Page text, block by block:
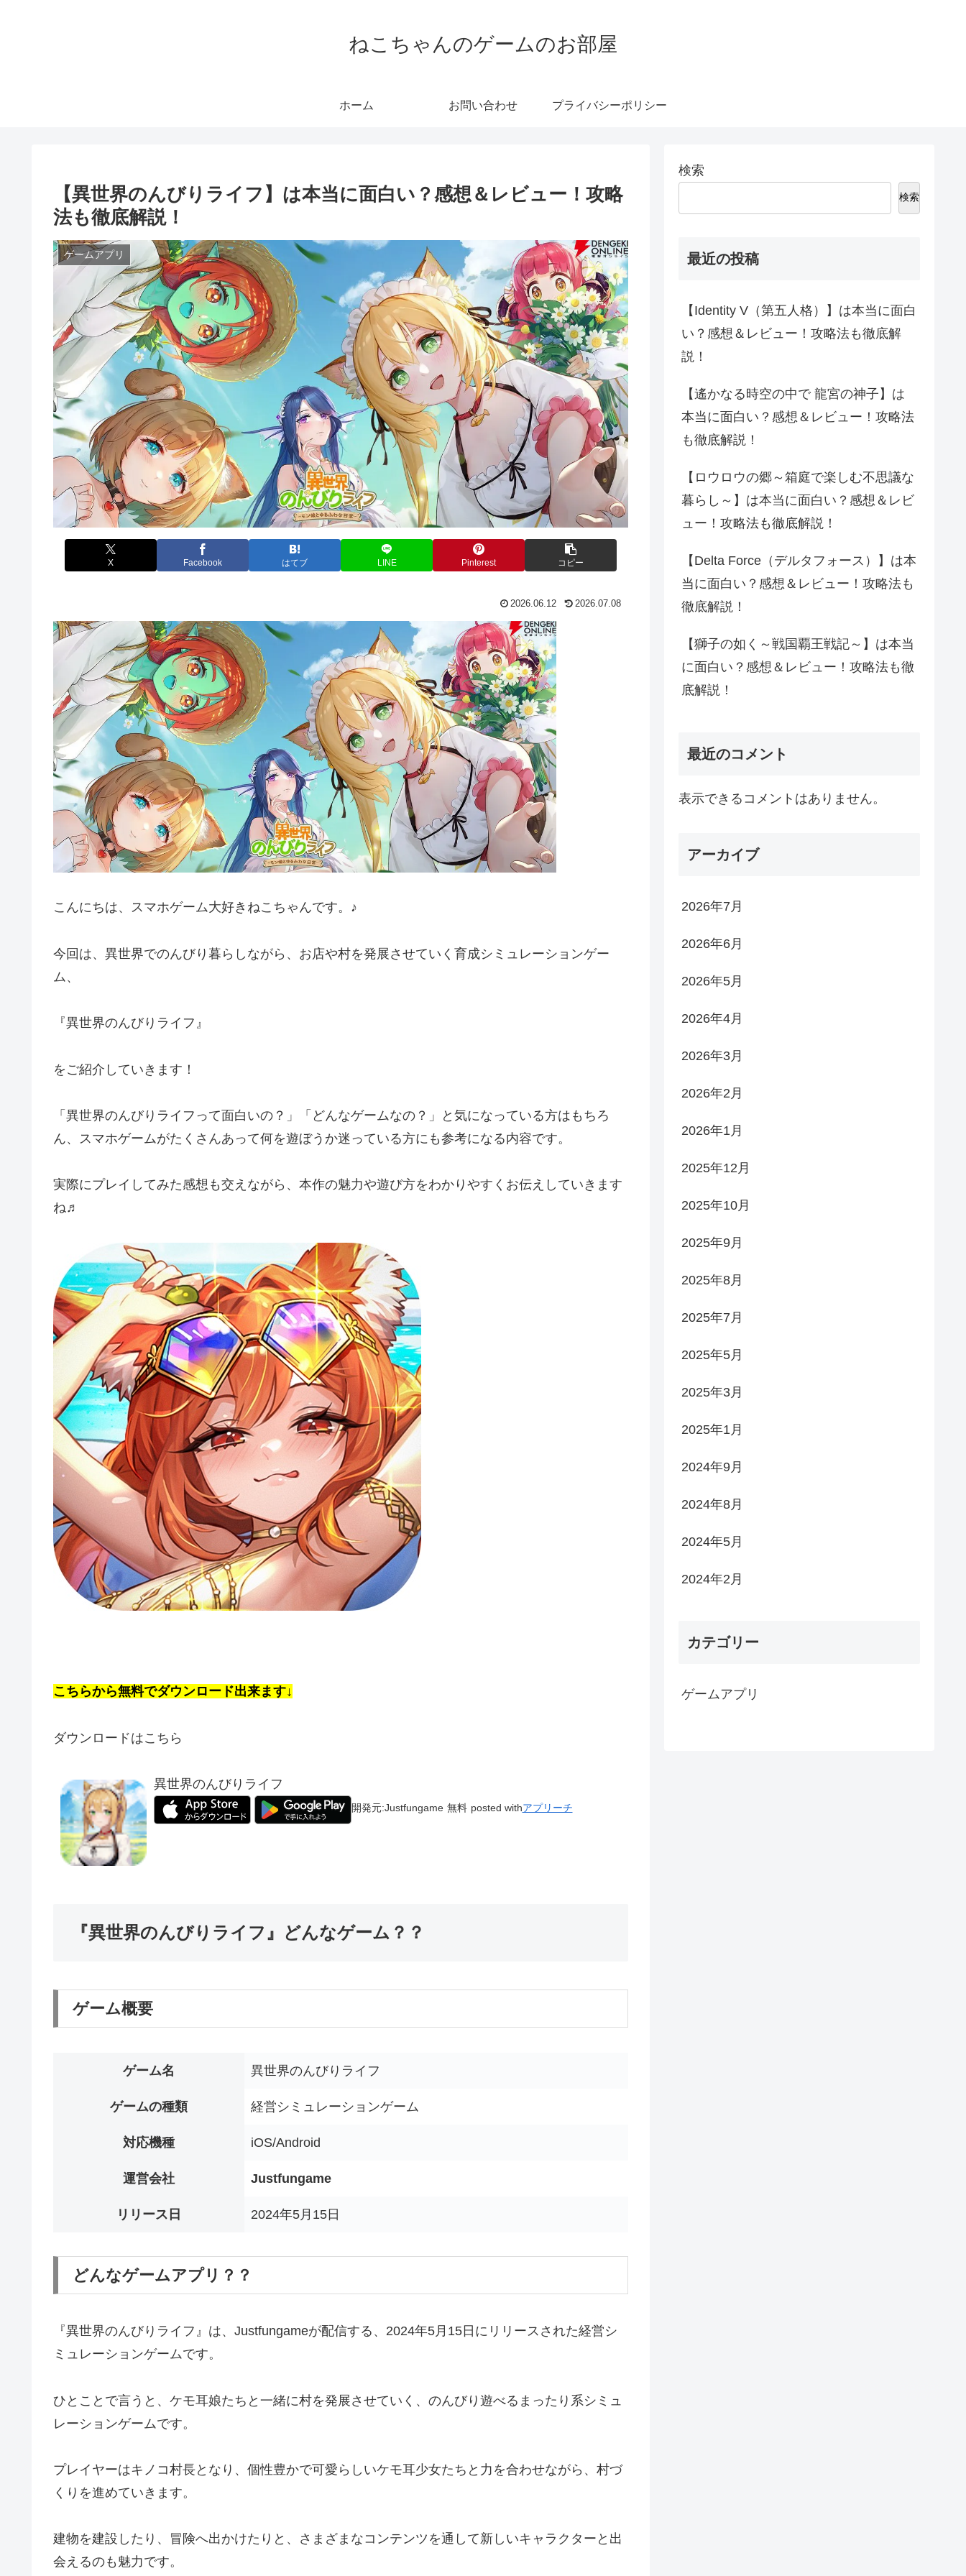
ねこちゃんのゲームのお部屋
ホーム お問い合わせ プライバシーポリシー
【異世界のんびりライフ】は本当に面白い？感想＆レビュー！攻略
法も徹底解説！
ゲームアプリ
X Facebook はてブ LINE Pinterest コピー
2026.06.12 2026.07.08
こんにちは、スマホゲーム大好きねこちゃんです。♪
今回は、異世界でのんびり暮らしながら、お店や村を発展させていく育成シミュレーションゲー
ム、
『異世界のんびりライフ』
をご紹介していきます！
「異世界のんびりライフって面白いの？」「どんなゲームなの？」と気になっている方はもちろ
ん、スマホゲームがたくさんあって何を遊ぼうか迷っている方にも参考になる内容です。
実際にプレイしてみた感想も交えながら、本作の魅力や遊び方をわかりやすくお伝えしていきます
ね♬
こちらから無料でダウンロード出来ます↓
ダウンロードはこちら
異世界のんびりライフ
開発元:Justfungame 無料 posted withアプリーチ
『異世界のんびりライフ』どんなゲーム？？
ゲーム概要
ゲーム名 異世界のんびりライフ
ゲームの種類 経営シミュレーションゲーム
対応機種 iOS/Android
運営会社 Justfungame
リリース日 2024年5月15日
どんなゲームアプリ？？
『異世界のんびりライフ』は、Justfungameが配信する、2024年5月15日にリリースされた経営シ
ミュレーションゲームです。
ひとことで言うと、ケモ耳娘たちと一緒に村を発展させていく、のんびり遊べるまったり系シミュ
レーションゲームです。
プレイヤーはキノコ村長となり、個性豊かで可愛らしいケモ耳少女たちと力を合わせながら、村づ
くりを進めていきます。
建物を建設したり、冒険へ出かけたりと、さまざまなコンテンツを通して新しいキャラクターと出
会えるのも魅力です。
検索
検索
最近の投稿
【Identity V（第五人格）】は本当に面白
い？感想＆レビュー！攻略法も徹底解
説！
【遙かなる時空の中で 龍宮の神子】は
本当に面白い？感想＆レビュー！攻略法
も徹底解説！
【ロウロウの郷～箱庭で楽しむ不思議な
暮らし～】は本当に面白い？感想＆レビ
ュー！攻略法も徹底解説！
【Delta Force（デルタフォース）】は本
当に面白い？感想＆レビュー！攻略法も
徹底解説！
【獅子の如く～戦国覇王戦記～】は本当
に面白い？感想＆レビュー！攻略法も徹
底解説！
最近のコメント
表示できるコメントはありません。
アーカイブ
2026年7月
2026年6月
2026年5月
2026年4月
2026年3月
2026年2月
2026年1月
2025年12月
2025年10月
2025年9月
2025年8月
2025年7月
2025年5月
2025年3月
2025年1月
2024年9月
2024年8月
2024年5月
2024年2月
カテゴリー
ゲームアプリ